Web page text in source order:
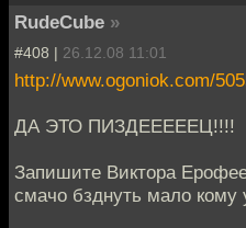
RudeCube »
#408 | 26.12.08 11:01
http://www.ogoniok.com/
ДА ЭТО ПИЗДЕЕЕЕЕЦ!!!!
Запишите Виктора
смачо бзднуть мало кому